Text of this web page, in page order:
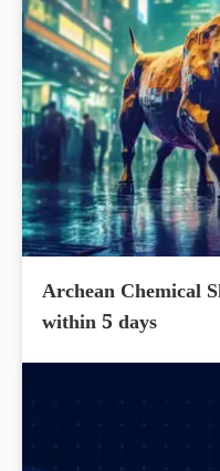
Archean Chemical
within 5 days